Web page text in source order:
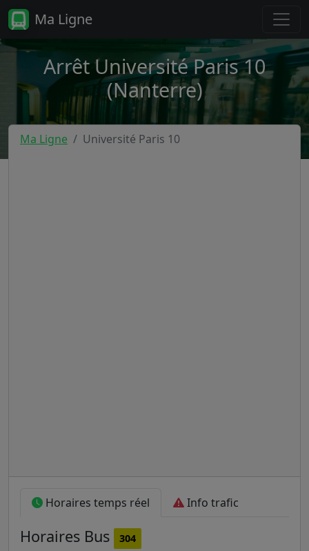
Ma Ligne
Arrêt Université Paris 10
(Nanterre)
Ma Ligne Université Paris 10
Horaires temps réel Info trafic
Horaires Bus 304